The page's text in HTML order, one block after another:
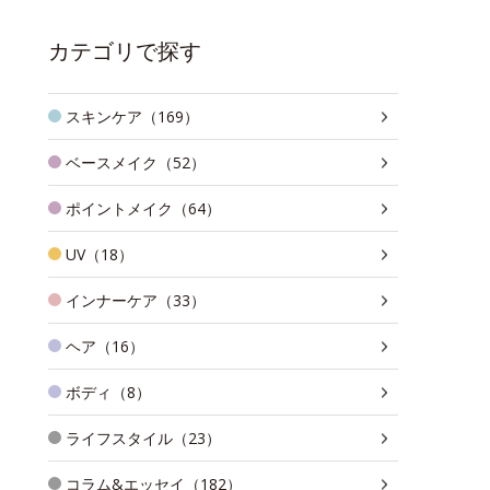
カテゴリで探す
スキンケア（169）
ベースメイク（52）
ポイントメイク（64）
UV（18）
インナーケア（33）
ヘア（16）
ボディ（8）
ライフスタイル（23）
コラム&エッセイ（182）